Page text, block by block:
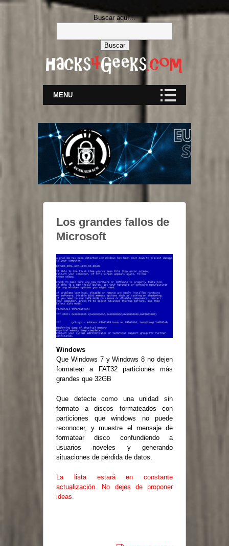
Buscar aquí...
MENU
Los grandes fallos de
Microsoft
Windows
Que Windows 7 y Windows 8 no dejen
formatear a FAT32 particiones más
grandes que 32GB
Que detecte como una unidad sin
formato a discos formateados con
particiones que windows no puede
reconocer, y muestre el mensaje de
formatear disco confundiendo a
usuarios noveles y generando
situaciones de pérdida de datos.
La lista estará en constante
actualización. No dejes de proponer
ideas.